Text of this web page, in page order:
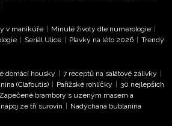
v manikúře | Minulé životy dle numerologie |
| Seriál Ulice | Plavky na léto 2026 | Trendy
domácí housky | 7 receptů na salátové zálivky |
(Clafoutis) | Pařížské rohlíčky | 30 nejlepších
Zapečené brambory s uzeným masem a
ze tří surovin | Nadýchaná bublanina